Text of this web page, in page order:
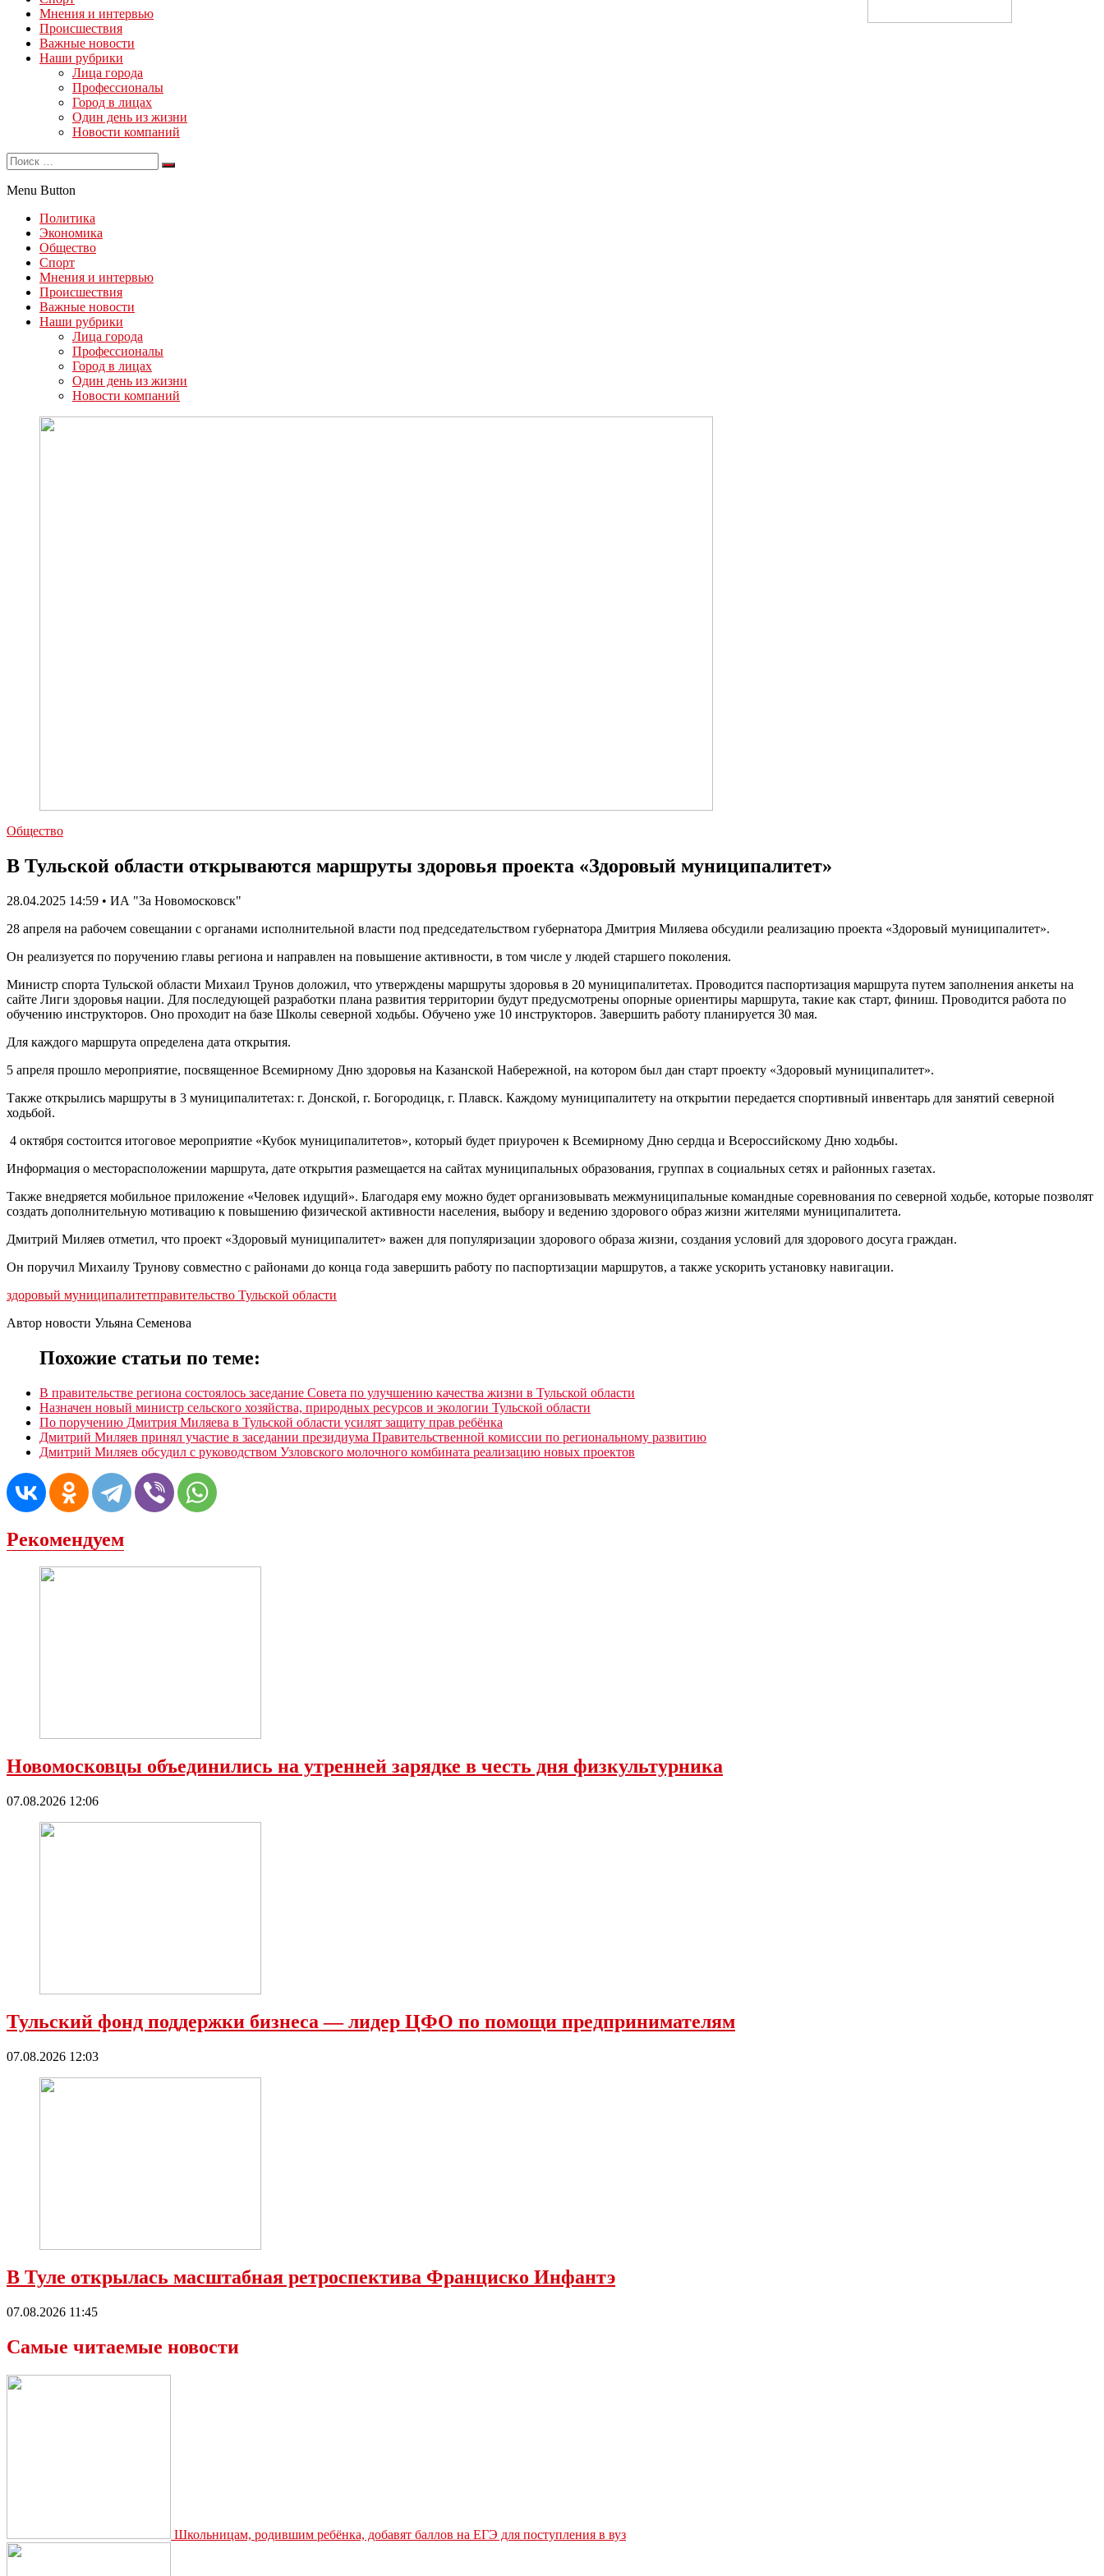
Мнения и интервью
Происшествия
Важные новости
Наши рубрики
Лица города
Профессионалы
Город в лицах
Один день из жизни
Новости компаний
Menu Button
Политика
Экономика
Общество
Спорт
Мнения и интервью
Происшествия
Важные новости
Наши рубрики
Лица города
Профессионалы
Город в лицах
Один день из жизни
Новости компаний
Общество
В Тульской области открываются маршруты здоровья проекта «Здоровый муниципалитет»
28.04.2025 14:59 • ИА "За Новомосковск"
28 апреля на рабочем совещании с органами исполнительной власти под председательством губернатора Дмитрия Миляева обсудили реализацию проекта «Здоровый муниципалитет».
Он реализуется по поручению главы региона и направлен на повышение активности, в том числе у людей старшего поколения.
Министр спорта Тульской области Михаил Трунов доложил, что утверждены маршруты здоровья в 20 муниципалитетах. Проводится паспортизация маршрута путем заполнения анкеты на
сайте Лиги здоровья нации. Для последующей разработки плана развития территории будут предусмотрены опорные ориентиры маршрута, такие как старт, финиш. Проводится работа по
обучению инструкторов. Оно проходит на базе Школы северной ходьбы. Обучено уже 10 инструкторов. Завершить работу планируется 30 мая.
Для каждого маршрута определена дата открытия.
5 апреля прошло мероприятие, посвященное Всемирному Дню здоровья на Казанской Набережной, на котором был дан старт проекту «Здоровый муниципалитет».
Также открылись маршруты в 3 муниципалитетах: г. Донской, г. Богородицк, г. Плавск. Каждому муниципалитету на открытии передается спортивный инвентарь для занятий северной
ходьбой.
4 октября состоится итоговое мероприятие «Кубок муниципалитетов», который будет приурочен к Всемирному Дню сердца и Всероссийскому Дню ходьбы.
Информация о месторасположении маршрута, дате открытия размещается на сайтах муниципальных образования, группах в социальных сетях и районных газетах.
Также внедряется мобильное приложение «Человек идущий». Благодаря ему можно будет организовывать межмуниципальные командные соревнования по северной ходьбе, которые позволят
создать дополнительную мотивацию к повышению физической активности населения, выбору и ведению здорового образ жизни жителями муниципалитета.
Дмитрий Миляев отметил, что проект «Здоровый муниципалитет» важен для популяризации здорового образа жизни, создания условий для здорового досуга граждан.
Он поручил Михаилу Трунову совместно с районами до конца года завершить работу по паспортизации маршрутов, а также ускорить установку навигации.
здоровый муниципалитетправительство Тульской области
Автор новости Ульяна Семенова
Похожие статьи по теме:
В правительстве региона состоялось заседание Совета по улучшению качества жизни в Тульской области
Назначен новый министр сельского хозяйства, природных ресурсов и экологии Тульской области
По поручению Дмитрия Миляева в Тульской области усилят защиту прав ребёнка
Дмитрий Миляев принял участие в заседании президиума Правительственной комиссии по региональному развитию
Дмитрий Миляев обсудил с руководством Узловского молочного комбината реализацию новых проектов
Рекомендуем
Новомосковцы объединились на утренней зарядке в честь дня физкультурника
07.08.2026 12:06
Тульский фонд поддержки бизнеса — лидер ЦФО по помощи предпринимателям
07.08.2026 12:03
В Туле открылась масштабная ретроспектива Франциско Инфантэ
07.08.2026 11:45
Самые читаемые новости
Школьницам, родившим ребёнка, добавят баллов на ЕГЭ для поступления в вуз